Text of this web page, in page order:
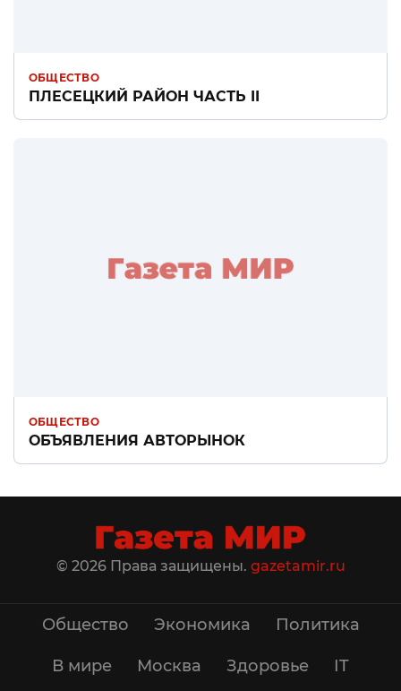
ОБЩЕСТВО
ПЛЕСЕЦКИЙ РАЙОН ЧАСТЬ II
ОБЩЕСТВО
ОБЪЯВЛЕНИЯ АВТОРЫНОК
© 2026 Права защищены. gazetamir.ru
Общество Экономика Политика
В мире Москва Здоровье IT